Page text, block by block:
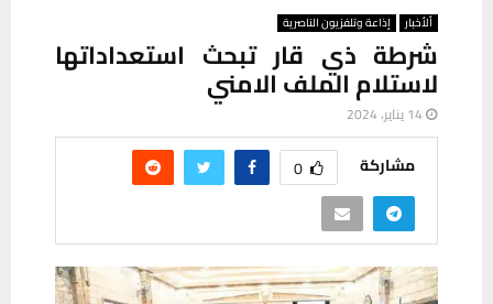
ألأخبار إذاعة وتلفزيون الناصرية
شرطة ذي قار تبحث استعداداتها
لاستلام الملف الامني
14 يناير، 2024
مشاركة 0